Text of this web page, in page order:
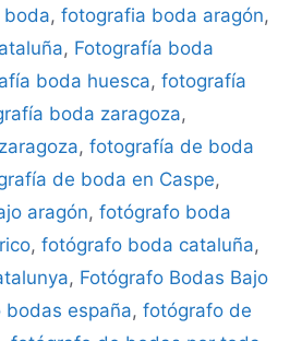
, fotografia boda aragón,
, Fotografía boda
boda huesca, fotografía
boda zaragoza,
, fotografía de boda
de boda en Caspe,
aragón, fotógrafo boda
, fotógrafo boda cataluña,
, Fotógrafo Bodas Bajo
españa, fotógrafo de